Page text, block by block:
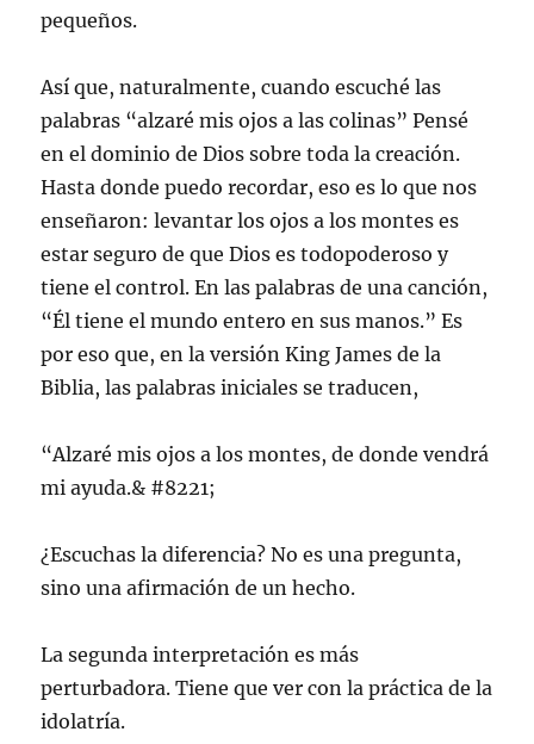
pequeños.
Así que, naturalmente, cuando escuché las
palabras “alzaré mis ojos a las colinas” Pensé
en el dominio de Dios sobre toda la creación.
Hasta donde puedo recordar, eso es lo que nos
enseñaron: levantar los ojos a los montes es
estar seguro de que Dios es todopoderoso y
tiene el control. En las palabras de una canción,
“Él tiene el mundo entero en sus manos.” Es
por eso que, en la versión King James de la
Biblia, las palabras iniciales se traducen,
“Alzaré mis ojos a los montes, de donde vendrá
mi ayuda.& #8221;
¿Escuchas la diferencia? No es una pregunta,
sino una afirmación de un hecho.
La segunda interpretación es más
perturbadora. Tiene que ver con la práctica de la
idolatría.